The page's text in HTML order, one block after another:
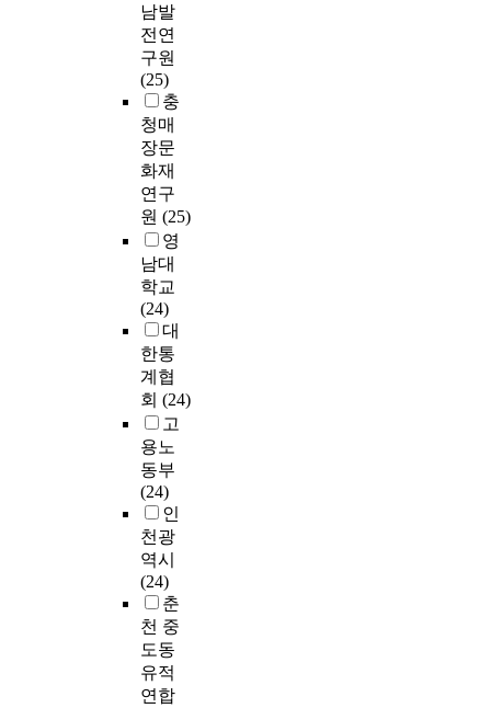
남발
전연
구원
(25)
충
청매
장문
화재
연구
원 (25)
영
남대
학교
(24)
대
한통
계협
회 (24)
고
용노
동부
(24)
인
천광
역시
(24)
춘
천 중
도동
유적
연합